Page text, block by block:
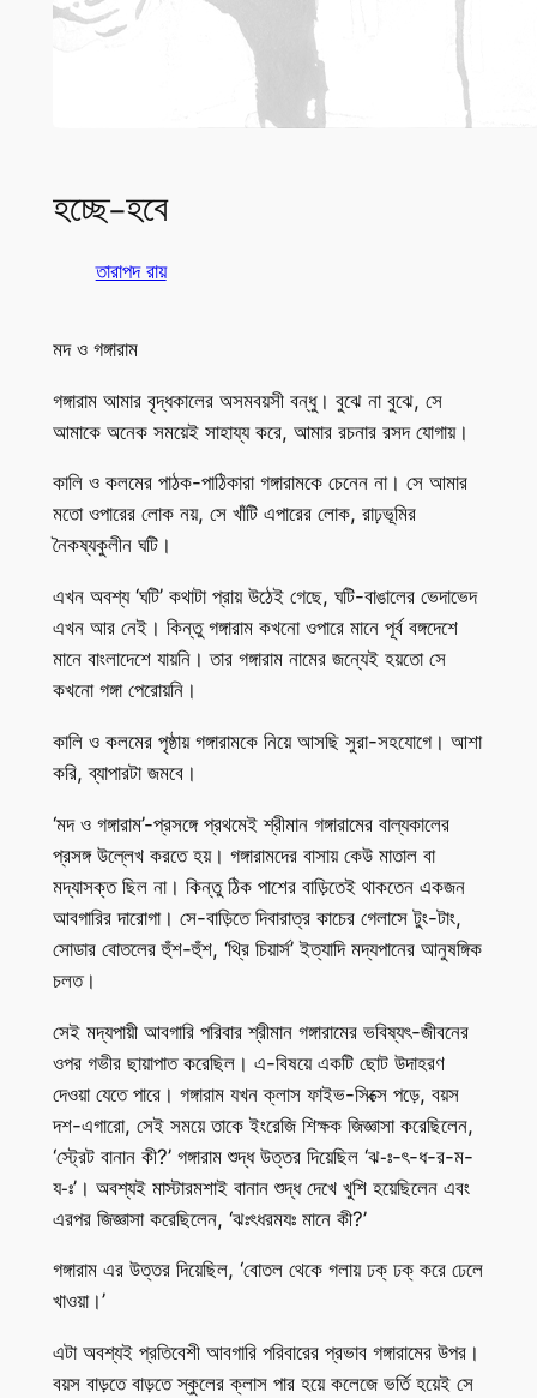
হচ্ছে-হবে
তারাপদ রায়
মদ ও গঙ্গারাম
গঙ্গারাম আমার বৃদ্ধকালের অসমবয়সী বন্ধু। বুঝে না বুঝে, সে
আমাকে অনেক সময়েই সাহায্য করে, আমার রচনার রসদ যোগায়।
কালি ও কলমের পাঠক-পাঠিকারা গঙ্গারামকে চেনেন না। সে আমার
মতো ওপারের লোক নয়, সে খাঁটি এপারের লোক, রাঢ়ভূমির
নৈকষ্যকুলীন ঘটি।
এখন অবশ্য ‘ঘটি’ কথাটা প্রায় উঠেই গেছে, ঘটি-বাঙালের ভেদাভেদ
এখন আর নেই। কিন্তু গঙ্গারাম কখনো ওপারে মানে পূর্ব বঙ্গদেশে
মানে বাংলাদেশে যায়নি। তার গঙ্গারাম নামের জন্যেই হয়তো সে
কখনো গঙ্গা পেরোয়নি।
কালি ও কলমের পৃষ্ঠায় গঙ্গারামকে নিয়ে আসছি সুরা-সহযোগে। আশা
করি, ব্যাপারটা জমবে।
‘মদ ও গঙ্গারাম’-প্রসঙ্গে প্রথমেই শ্রীমান গঙ্গারামের বাল্যকালের
প্রসঙ্গ উল্লেখ করতে হয়। গঙ্গারামদের বাসায় কেউ মাতাল বা
মদ্যাসক্ত ছিল না। কিন্তু ঠিক পাশের বাড়িতেই থাকতেন একজন
আবগারির দারোগা। সে-বাড়িতে দিবারাত্র কাচের গেলাসে টুং-টাং,
সোডার বোতলের হুঁশ-হুঁশ, ‘থ্রি চিয়ার্স’ ইত্যাদি মদ্যপানের আনুষঙ্গিক
চলত।
সেই মদ্যপায়ী আবগারি পরিবার শ্রীমান গঙ্গারামের ভবিষ্যৎ-জীবনের
ওপর গভীর ছায়াপাত করেছিল। এ-বিষয়ে একটি ছোট উদাহরণ
দেওয়া যেতে পারে। গঙ্গারাম যখন ক্লাস ফাইভ-সিক্সে পড়ে, বয়স
দশ-এগারো, সেই সময়ে তাকে ইংরেজি শিক্ষক জিজ্ঞাসা করেছিলেন,
‘স্ট্রেট বানান কী?’ গঙ্গারাম শুদ্ধ উত্তর দিয়েছিল ‘ঝ-ঃ-ৎ-ধ-র-ম-
য-ঃ’। অবশ্যই মাস্টারমশাই বানান শুদ্ধ দেখে খুশি হয়েছিলেন এবং
এরপর জিজ্ঞাসা করেছিলেন, ‘ঝঃৎধরমযঃ মানে কী?’
গঙ্গারাম এর উত্তর দিয়েছিল, ‘বোতল থেকে গলায় ঢক্ ঢক্ করে ঢেলে
খাওয়া।’
এটা অবশ্যই প্রতিবেশী আবগারি পরিবারের প্রভাব গঙ্গারামের উপর।
বয়স বাড়তে বাড়তে স্কুলের ক্লাস পার হয়ে কলেজে ভর্তি হয়েই সে